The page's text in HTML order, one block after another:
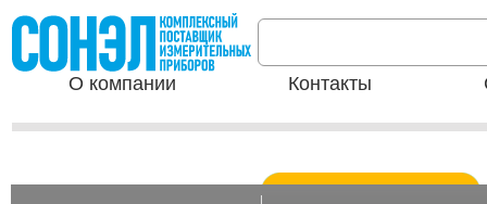
О компании Контакты